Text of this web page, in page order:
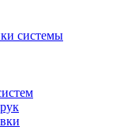
системы